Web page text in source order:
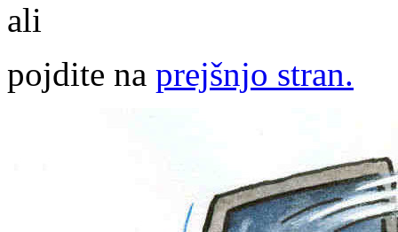
ali
pojdite na prejšnjo stran.